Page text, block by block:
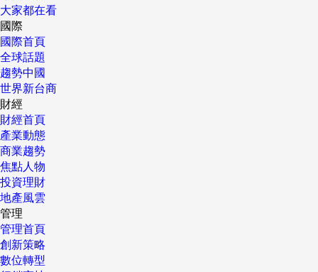
大家都在看
國際
國際首頁
全球話題
趨勢中國
世界新台商
財經
財經首頁
產業動態
商業趨勢
焦點人物
投資理財
地產風雲
管理
管理首頁
創新策略
數位轉型